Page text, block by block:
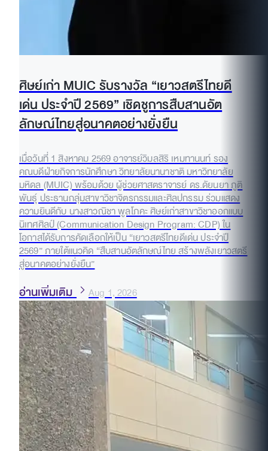
ศิษย์เก่า MUIC รับรางวัล “เยาวสตรีไทยดี
เด่น ประจำปี 2569” เชิดชูการสืบสานอัต
ลักษณ์ไทยสู่อนาคตอย่างยั่งยืน
เมื่อวันที่ 1 สิงหาคม 2569 อาจารย์วิมลสิริ เหมทานนท์ รอง
คณบดีฝ่ายกิจการนักศึกษา วิทยาลัยนานาชาติ มหาวิทยาลัย
มหิดล (MUIC) พร้อมด้วย ผู้ช่วยศาสตราจารย์ ดร.ดัยนยา ภูติ
พันธุ์ ประธานกลุ่มสาขาวิชาจิตรกรรมและศิลปกรรม ร่วมแสดง
ความยินดีกับ นางสาวณิชา พูลโภคะ ศิษย์เก่าสาขาวิชาออกแบบ
นิเทศศิลป์ (Communication Design Program: CDP) ใน
โอกาสได้รับการคัดเลือกให้เป็น “เยาวสตรีไทยดีเด่น ประจำปี
2569” ภายใต้แนวคิด “สืบสานอัตลักษณ์ไทย สร้างพลังเยาวสตรี
สู่อนาคตอย่างยั่งยืน”
อ่านเพิ่มเติม Aug 1, 2026